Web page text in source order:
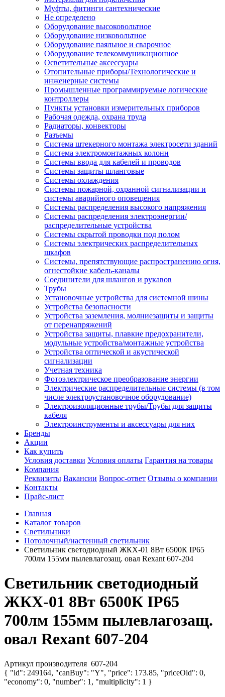
Муфты, фитинги сантехнические
Не определено
Оборудование высоковольтное
Оборудование низковольтное
Оборудование паяльное и сварочное
Оборудование телекоммуникационное
Осветительные аксессуары
Отопительные приборы/Технологические и
инженерные системы
Промышленные программируемые логические
контроллеры
Пункты установки измерительных приборов
Рабочая одежда, охрана труда
Радиаторы, конвекторы
Разъемы
Система штекерного монтажа электросети зданий
Система электромонтажных колонн
Системы ввода для кабелей и проводов
Системы защиты шланговые
Системы охлаждения
Системы пожарной, охранной сигнализации и
системы аварийного оповещения
Системы распределения высокого напряжения
Системы распределения электроэнергии/
распределительные устройства
Системы скрытой проводки под полом
Системы электрических распределительных
шкафов
Системы, препятствующие распространению огня,
огнестойкие кабель-каналы
Соединители для шлангов и рукавов
Трубы
Установочные устройства для системной шины
Устройства безопасности
Устройства заземления, молниезащиты и защиты
от перенапряжений
Устройства защиты, плавкие предохранители,
модульные устройства/монтажные устройства
Устройства оптической и акустической
сигнализации
Учетная техника
Фотоэлектрическое преобразование энергии
Электрические распределительные системы (в том
числе электроустановочное оборудование)
Электроизоляционные трубы/Трубы для защиты
кабеля
Электроинструменты и аксессуары для них
Бренды
Акции
Как купить
Условия доставки Условия оплаты Гарантия на товары
Компания
Реквизиты Вакансии Вопрос-ответ Отзывы о компании
Контакты
Прайс-лист
Главная
Каталог товаров
Светильники
Потолочный/настенный светильник
Светильник светодиодный ЖКХ-01 8Вт 6500К IP65
700лм 155мм пылевлагозащ. овал Rexant 607-204
Светильник светодиодный
ЖКХ-01 8Вт 6500К IP65
700лм 155мм пылевлагозащ.
овал Rexant 607-204
Артикул производителя 607-204
{ "id": 249164, "canBuy": "Y", "price": 173.85, "priceOld": 0,
"economy": 0, "number": 1, "multiplicity": 1 }